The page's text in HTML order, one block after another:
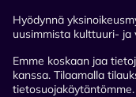
Hyödynnä
uusimmista kulttuuri- ja
Emme koskaan jaa
kanssa. Tilaamalla
tietosuojakäytäntömme.